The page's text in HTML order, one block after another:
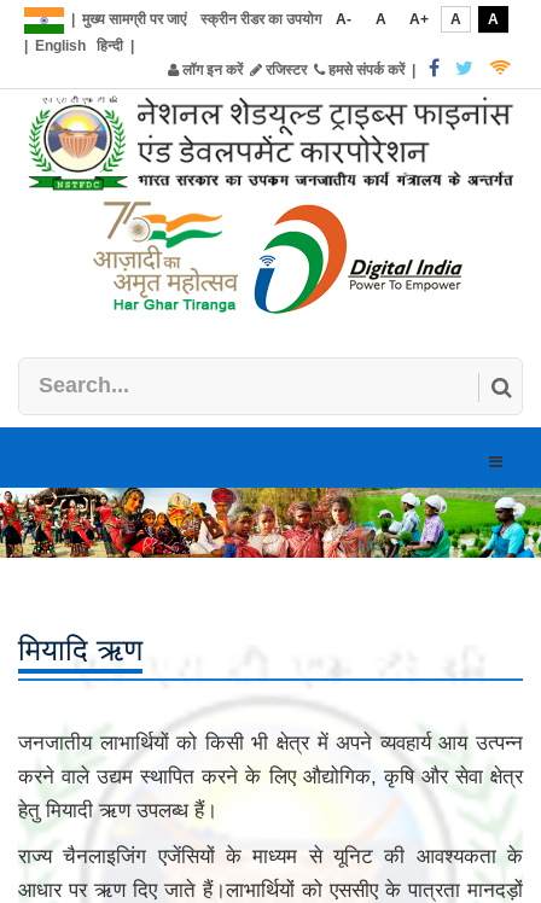
मुख्य सामग्री पर जाएं स्क्रीन रीडर का उपयोग A- A A+ A
A
English हिन्दी|
लॉग इन करें
रजिस्टर हमसे संपर्क करें|
Toggle
मियादि ऋण
जनजातीय लाभार्थियों को किसी भी क्षेत्र में अपने व्यवहार्य आय उत्पन्न
करने वाले उद्यम स्थापित करने के लिए औद्योगिक, कृषि और सेवा क्षेत्र
हेतु मियादी ऋण उपलब्ध हैं।
राज्य चैनलाइजिंग एजेंसियों के माध्यम से यूनिट की आवश्यकता के
आधार पर ऋण दिए जाते हैं।लाभार्थियों को एससीए के पात्रता मानदड़ों